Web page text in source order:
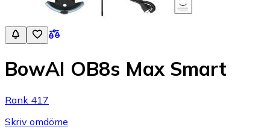
BowAI OB8s Max Smart
Rank 417
Skriv omdöme